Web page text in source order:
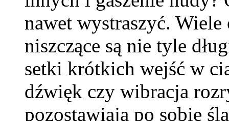
nawet wystraszyć. Wiele
niszczące są nie tyle
setki krótkich wejść w
dźwięk czy wibracja
pozostawiają po sobie